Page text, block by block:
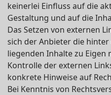
keinerlei Einfluss auf die
Gestaltung und auf die
Das Setzen von externen
sich der Anbieter die
liegenden Inhalte zu Eigen
Kontrolle der externen
konkrete Hinweise auf
Bei Kenntnis von